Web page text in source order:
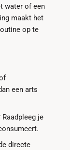
water of een
maakt het
op te
een arts
je
directe